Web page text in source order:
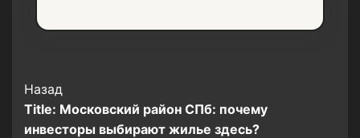
Post
Navigation
Назад
Title: Московский район СПб: почему
инвесторы выбирают жилье здесь?